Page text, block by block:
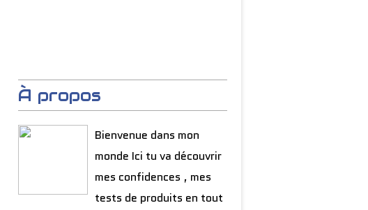
À propos
Bienvenue dans mon
monde Ici tu va découvrir
mes confidences , mes
tests de produits en tout